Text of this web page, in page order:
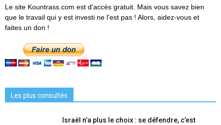
Le site Kountrass.com est d'accès gratuit. Mais vous savez bien
que le travail qui y est investi ne l'est pas ! Alors, aidez-vous et
faites un don !
Les plus consultés
Israël n’a plus le choix : se défendre, c’est